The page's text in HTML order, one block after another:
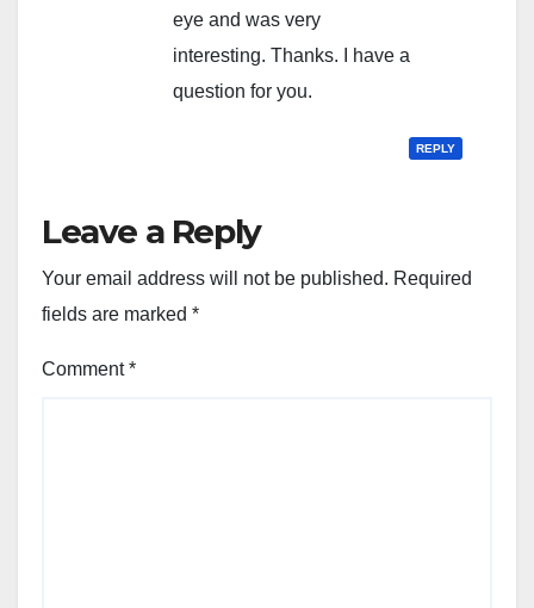
eye and was very
interesting. Thanks. I have a
question for you.
REPLY
Leave a Reply
Your email address will not be published. Required
fields are marked *
Comment*